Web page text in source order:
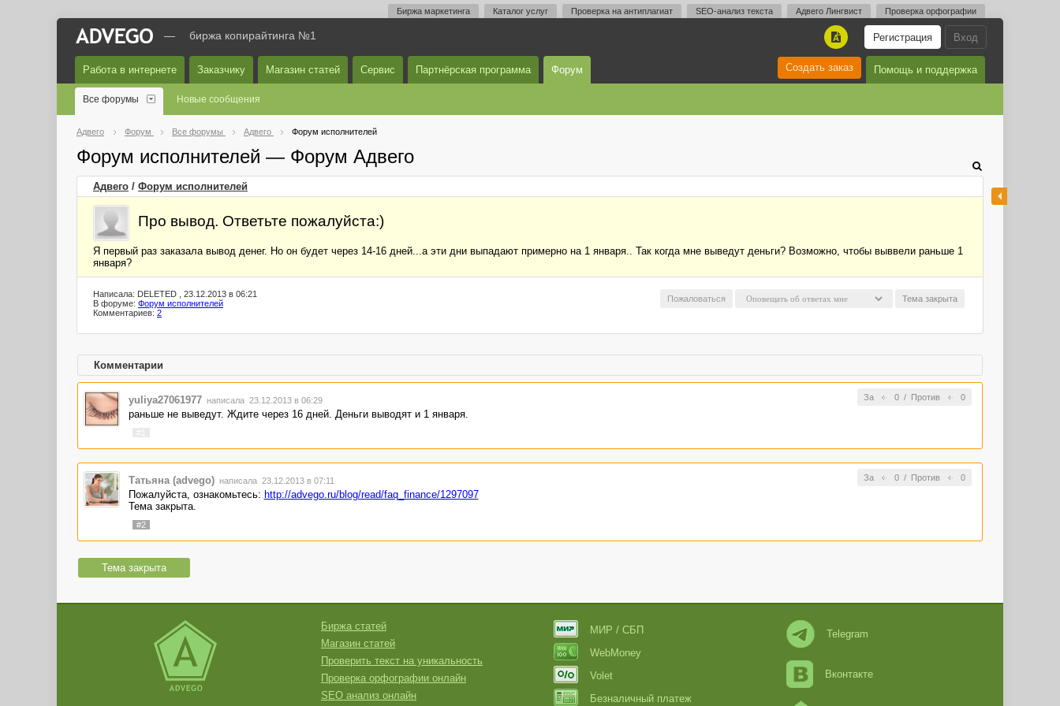
Биржа маркетинга Каталог услуг Проверка на антиплагиат SEO-анализ текста Адвего Лингвист Проверка орфографии
Вход
Регистрация
A
— биржа копирайтинга №1
Работа в интернете Заказчику Магазин статей Сервис Партнёрская программа Форум Помощь и поддержка
Создать заказ
Все форумы Новые сообщения
Адвего Форум Все форумы Адвего Форум исполнителей
Форум исполнителей — Форум Адвего
Адвего / Форум исполнителей
Про вывод. Ответьте пожалуйста:)
Я первый раз заказала вывод денег. Но он будет через 14-16 дней...а эти дни выпадают примерно на 1 января.. Так когда мне выведут деньги? Возможно, чтобы выввели раньше 1
января?
Тема закрыта
Пожаловаться
Написала: DELETED , 23.12.2013 в 06:21
В форуме: Форум исполнителей
Комментариев: 2
Комментарии
За 0/ Против 0
yuliya27061977 написала 23.12.2013 в 06:29
раньше не выведут. Ждите через 16 дней. Деньги выводят и 1 января.
За 0/ Против 0
Татьяна (advego) написала 23.12.2013 в 07:11
Пожалуйста, ознакомьтесь: http://advego.ru/blog/read/faq_finance/1297097
Тема закрыта.
#2
Тема закрыта
Биржа статей
Магазин статей
Проверить текст на уникальность
Проверка орфографии онлайн
SEO анализ онлайн
МИР / СБП
WebMoney
Volet
Безналичный платеж
Telegram
Вконтакте